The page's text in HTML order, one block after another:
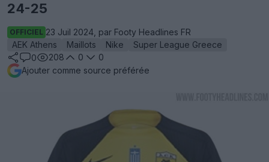
24-25
OFFICIEL 23 Juil 2024, par Footy Headlines FR
AEK Athens
Maillots Nike
Super League Greece
0
208 0
0
Ajouter comme source préférée